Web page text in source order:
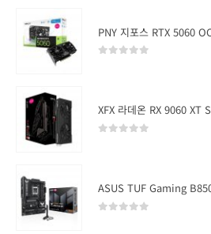
PNY 지포스 RTX 5060
XFX 라데온 RX 9060 XT
ASUS TUF Gaming